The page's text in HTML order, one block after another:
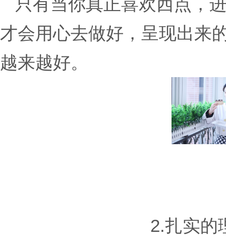
只有当你真正喜欢西点，
才会用心去做好，呈现出来
越来越好。
2.扎实的